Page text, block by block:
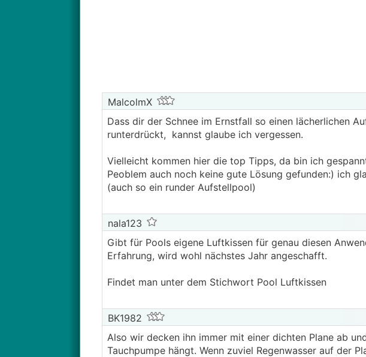
MalcolmX
Dass dir der Schnee im Ernstfall so einen lächerlichen
runterdrückt, kannst glaube ich vergessen.
Vielleicht kommen hier die top Tipps, da bin ich
Peoblem auch noch keine gute Lösung gefunden:) ich
(auch so ein runder Aufstellpool)
nala123
Gibt für Pools eigene Luftkissen für genau diesen
Erfahrung, wird wohl nächstes Jahr angeschafft.
Findet man unter dem Stichwort Pool Luftkissen
BK1982
Also wir decken ihn immer mit einer dichten Plane ab
Tauchpumpe hängt. Wenn zuviel Regenwasser auf der